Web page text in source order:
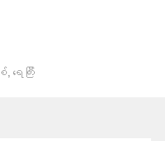
, ရေကြီး